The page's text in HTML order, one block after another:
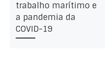
trabalho marítimo e
a pandemia da
COVID-19